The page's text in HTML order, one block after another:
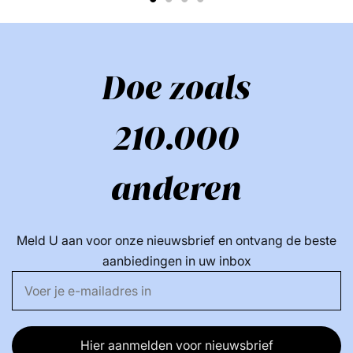
- Badschuim
- Voorkomt een droge huid
- Extracten van lavendel, kamille en callitris
- Voor kinderen, pasgeborenen en de gevoelige huid
- Vrij van PG, lanoline en synthetische geur- en
kleurstoffen
- Zeepvrije formule
- Gerecycled plastic
- Allergie getest
Doe zoals
210.000
anderen
Meld U aan voor onze nieuwsbrief en ontvang de beste
aanbiedingen in uw inbox
Hier aanmelden voor nieuwsbrief